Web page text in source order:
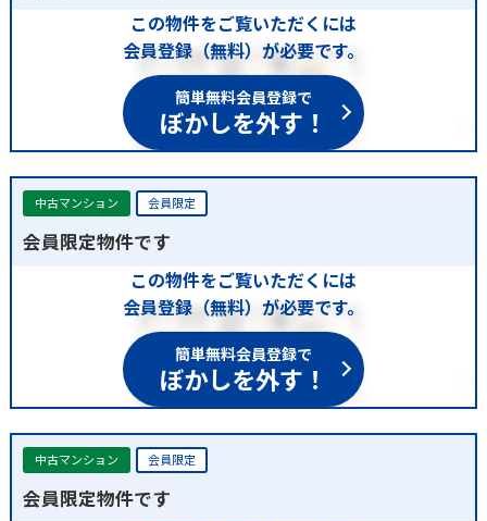
この物件をご覧いただくには
会員登録（無料）が必要です。
簡単無料会員登録で
ぼかしを外す！
中古マンション 会員限定
会員限定物件です
この物件をご覧いただくには
会員登録（無料）が必要です。
簡単無料会員登録で
ぼかしを外す！
中古マンション 会員限定
会員限定物件です